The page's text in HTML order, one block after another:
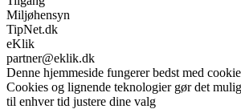
Miljøhensyn
TipNet.dk
eKlik
partner@eklik.dk
Denne hjemmeside fungerer bedst med
Cookies og lignende teknologier gør det
til enhver tid justere dine valg